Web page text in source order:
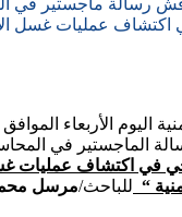
تناقش رسالة ماجستير في
اكتشاف عمليات غسل
الماجستير في
في اكتشاف عمليات
“ للباحث/مرسل